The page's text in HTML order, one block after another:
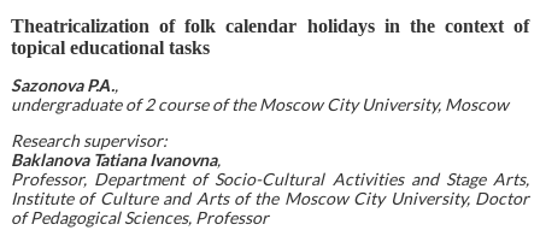
Theatricalization of folk calendar holidays in the context of
topical educational tasks
Sazonova P.А.,
undergraduate of 2 course of the Moscow City University, Moscow
Research supervisor:
Baklanova Tatiana Ivanovna,
Professor, Department of Socio-Cultural Activities and Stage Arts,
Institute of Culture and Arts of the Moscow City University, Doctor
of Pedagogical Sciences, Professor